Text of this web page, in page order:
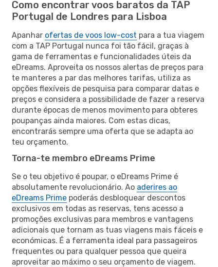
Como encontrar voos baratos da TAP
Portugal de Londres para Lisboa
Apanhar ofertas de voos low-cost para a tua viagem
com a TAP Portugal nunca foi tão fácil, graças à
gama de ferramentas e funcionalidades úteis da
eDreams. Aproveita os nossos alertas de preços para
te manteres a par das melhores tarifas, utiliza as
opções flexíveis de pesquisa para comparar datas e
preços e considera a possibilidade de fazer a reserva
durante épocas de menos movimento para obteres
poupanças ainda maiores. Com estas dicas,
encontrarás sempre uma oferta que se adapta ao
teu orçamento.
Torna-te membro eDreams Prime
Se o teu objetivo é poupar, o eDreams Prime é
absolutamente revolucionário. Ao aderires ao
eDreams Prime poderás desbloquear descontos
exclusivos em todas as reservas, tens acesso a
promoções exclusivas para membros e vantagens
adicionais que tornam as tuas viagens mais fáceis e
económicas. É a ferramenta ideal para passageiros
frequentes ou para qualquer pessoa que queira
aproveitar ao máximo o seu orçamento de viagem.